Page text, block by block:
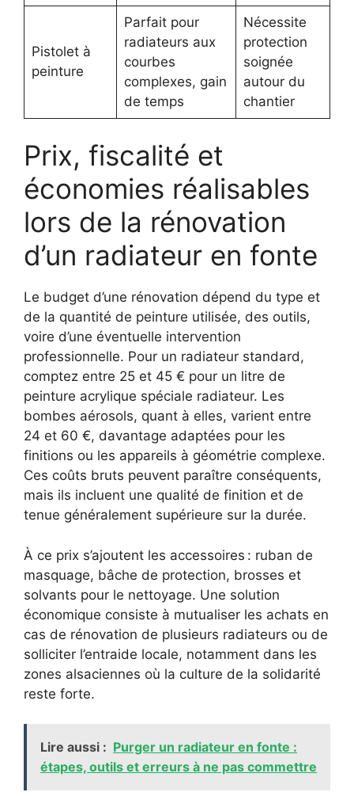
Pistolet à
peinture
Parfait pour
radiateurs aux
courbes
complexes, gain
de temps
Nécessite
protection
soignée
autour du
chantier
Prix, fiscalité et
économies réalisables
lors de la rénovation
d’un radiateur en fonte
Le budget d’une rénovation dépend du type et
de la quantité de peinture utilisée, des outils,
voire d’une éventuelle intervention
professionnelle. Pour un radiateur standard,
comptez entre 25 et 45 € pour un litre de
peinture acrylique spéciale radiateur. Les
bombes aérosols, quant à elles, varient entre
24 et 60 €, davantage adaptées pour les
finitions ou les appareils à géométrie complexe.
Ces coûts bruts peuvent paraître conséquents,
mais ils incluent une qualité de finition et de
tenue généralement supérieure sur la durée.
À ce prix s’ajoutent les accessoires : ruban de
masquage, bâche de protection, brosses et
solvants pour le nettoyage. Une solution
économique consiste à mutualiser les achats en
cas de rénovation de plusieurs radiateurs ou de
solliciter l’entraide locale, notamment dans les
zones alsaciennes où la culture de la solidarité
reste forte.
Lire aussi : Purger un radiateur en fonte :
étapes, outils et erreurs à ne pas commettre